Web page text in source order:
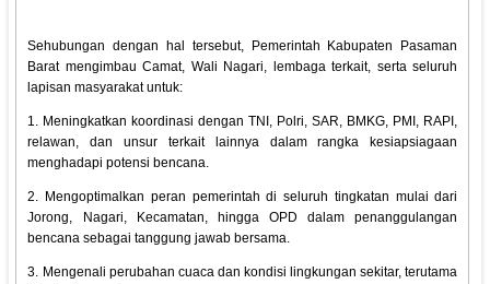
Sehubungan dengan hal tersebut, Pemerintah Kabupaten Pasaman
Barat mengimbau Camat, Wali Nagari, lembaga terkait, serta seluruh
lapisan masyarakat untuk:
1. Meningkatkan koordinasi dengan TNI, Polri, SAR, BMKG, PMI, RAPI,
relawan, dan unsur terkait lainnya dalam rangka kesiapsiagaan
menghadapi potensi bencana.
2. Mengoptimalkan peran pemerintah di seluruh tingkatan mulai dari
Jorong, Nagari, Kecamatan, hingga OPD dalam penanggulangan
bencana sebagai tanggung jawab bersama.
3. Mengenali perubahan cuaca dan kondisi lingkungan sekitar, terutama